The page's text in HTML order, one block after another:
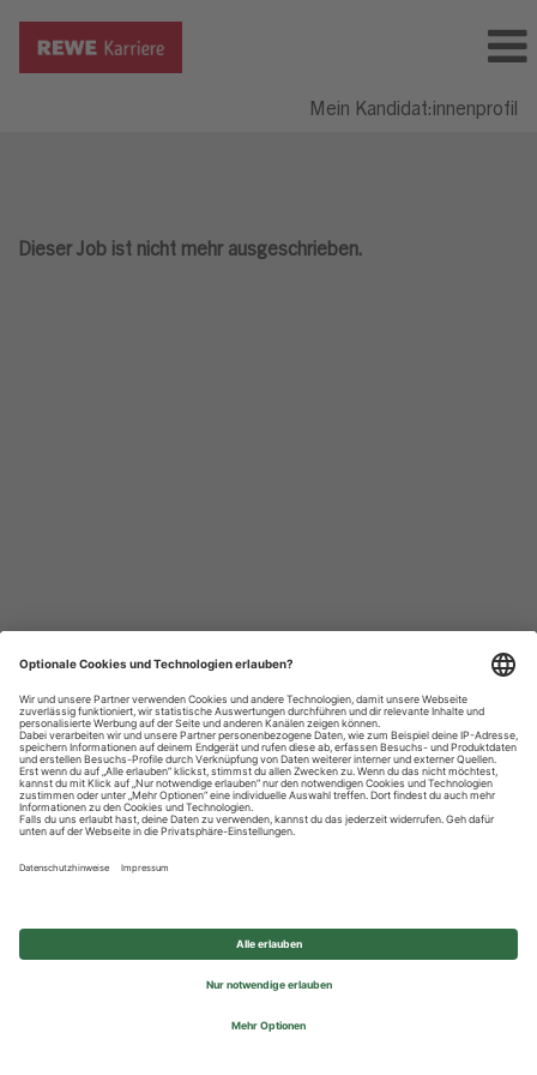
Mein Kandidat:innenprofil
Dieser Job ist nicht mehr ausgeschrieben.
Datenschutzhinweise
Impressum
Privatsphäre-Einstellungen
© 2026 REWE Group - All rights reserved